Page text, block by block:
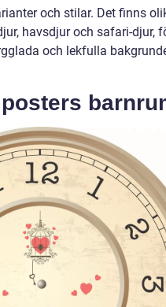
och stilar. Det finns
havsdjur och safari-djur,
och lekfulla